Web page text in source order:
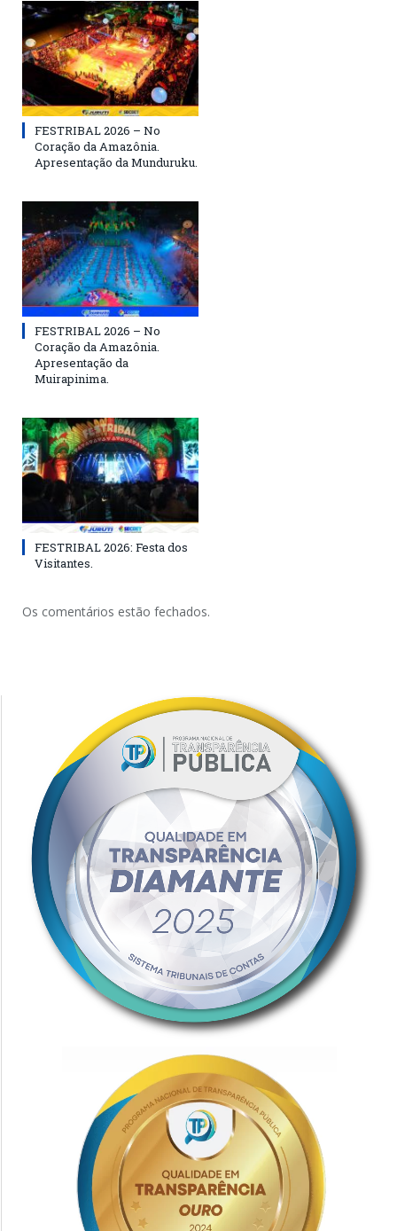
FESTRIBAL 2026 – No
Coração da Amazônia.
Apresentação da Munduruku.
FESTRIBAL 2026 – No
Coração da Amazônia.
Apresentação da
Muirapinima.
FESTRIBAL 2026: Festa dos
Visitantes.
Os comentários estão fechados.